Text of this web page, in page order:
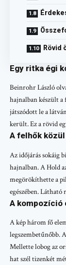
Rövid
Egy ritka égi
Beinrohr László
hajnalban készült a
játszódott le a
került. Ez a rövid
A felhők
Az időjárás sokáig
hajnalban. A Hold
megörökíthette a
egészében.
A kompozíció
A kép három fő
legszembetűnőbb. A
Mellette lobog az
hat szél tizenkét